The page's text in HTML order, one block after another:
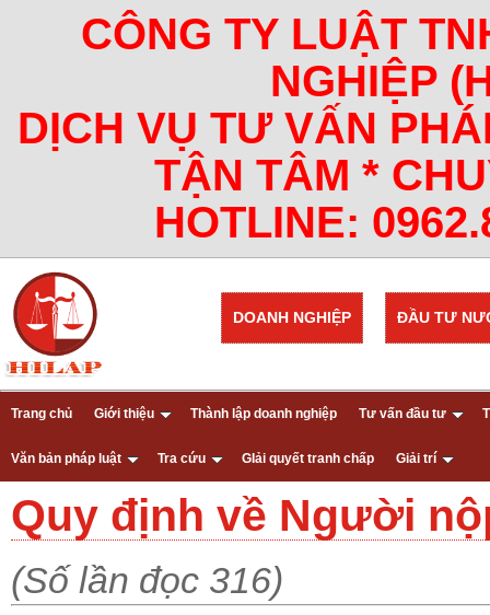
CÔNG TY LUẬT
NGHIỆP
DỊCH VỤ TƯ VẤN
TẬN TÂM *
HOTLINE:
ĐẦU TƯ
DOANH NGHIỆP
Trang chủ Giới thiệu Thành lập doanh nghiệp Tư vấn đầu tư
Văn bản pháp luật Tra cứu GIải quyết tranh chấp Giải trí
Quy định về Người
(Số lần đọc 316)